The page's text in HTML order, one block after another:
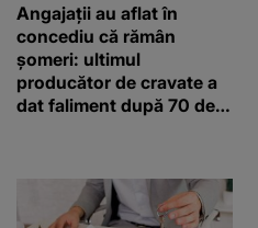
Angajații au aflat în
concediu că rămân
șomeri: ultimul
producător de cravate a
dat faliment după 70 de